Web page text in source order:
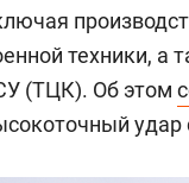
техники, а
(ТЦК). Об этом
удар
за волной: как
в казанском